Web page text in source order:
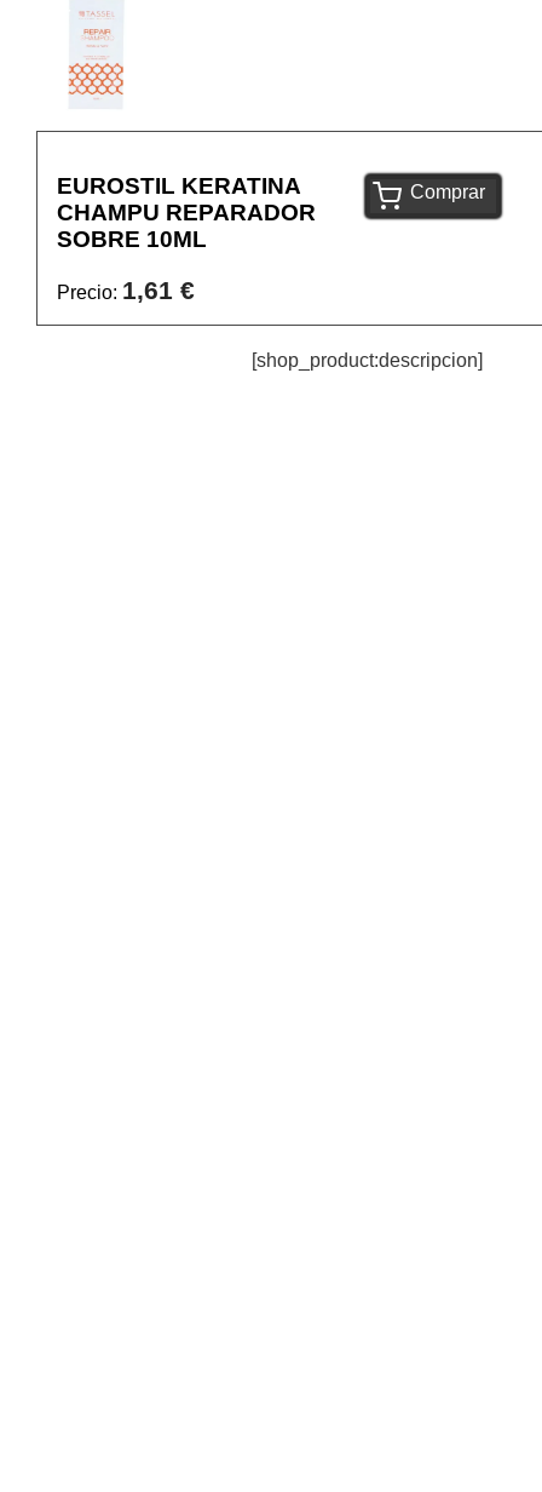
EUROSTIL KERATINA
CHAMPU REPARADOR
SOBRE 10ML
Precio: 1,61 €
Comprar
[shop_product:descripcion]